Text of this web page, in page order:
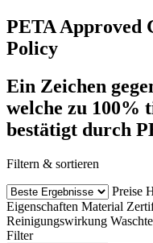
PETA Approved
Policy
Ein Zeichen
welche zu 100%
bestätigt durch
Filtern & sortieren
Preise
Eigenschaften Material
Reinigungswirkung
Filter